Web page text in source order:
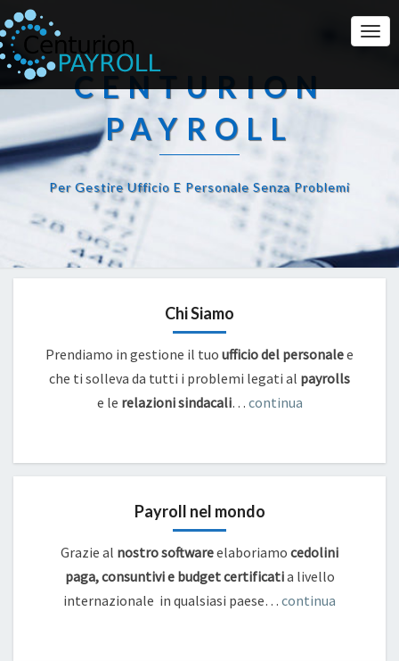
CENTURION
PAYROLL
Per Gestire Ufficio E Personale Senza Problemi
Chi Siamo
Prendiamo in gestione il tuo ufficio del personalee
che ti solleva da tutti i problemi legati al payrolls
e le relazioni sindacali… continua
Payroll nel mondo
Grazie al nostro softwareelaboriamo cedolini
paga, consuntivi e budget certificatia livello
internazionale in qualsiasi paese… continua